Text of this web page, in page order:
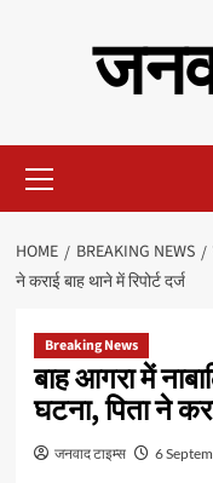
Menu
HOME BREAKING NEWS
ने कराई बाह थाने में रिपोर्ट दर्ज
Breaking News
बाह आगरा में
घटना, पिता ने
जनवाद टाइम्स 6